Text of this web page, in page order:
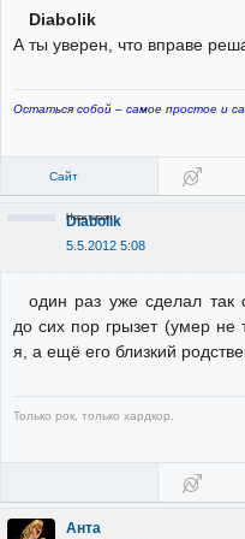
Diabolik
А ты уверен, что вправе
Остаться собой – самое простое и
Сайт
Diabolik
5.5.2012 5:08
Неактивен
один раз уже сделал так
до сих пор грызет (умер не
я, а ещё его близкий
Только рок, только хардкор.
Анта